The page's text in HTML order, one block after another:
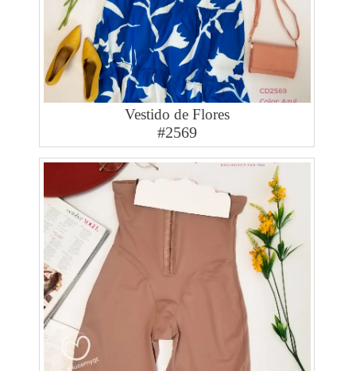
Vestido de Flores
#2569